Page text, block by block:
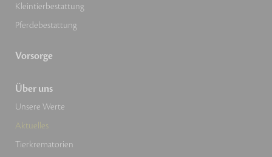
Kleintierbestattung
Pferdebestattung
Vorsorge
Über uns
Unsere Werte
Aktuelles
Tierkrematorien